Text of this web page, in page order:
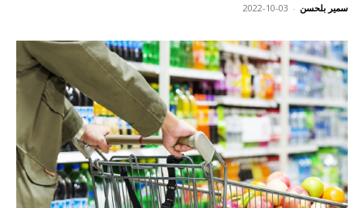
سمير بلحسن -
2022-10-03